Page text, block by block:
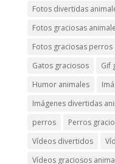
Fotos divertidas
Fotos graciosas
Fotos graciosas perros
Gatos graciosos
Gif
Humor animales
Imágenes divertidas
perros
Perros
Vídeos divertidos
Vídeos graciosos